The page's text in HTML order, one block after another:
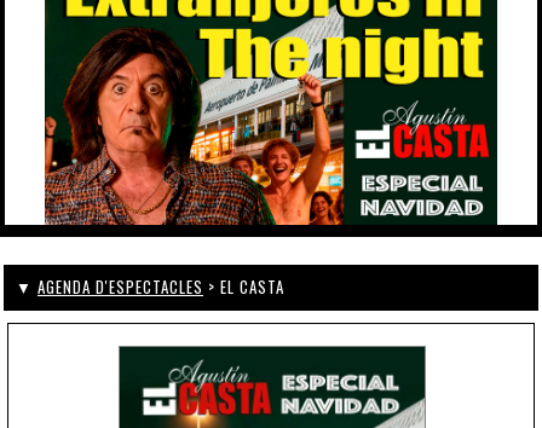
▼ AGENDA D'ESPECTACLES > EL CASTA